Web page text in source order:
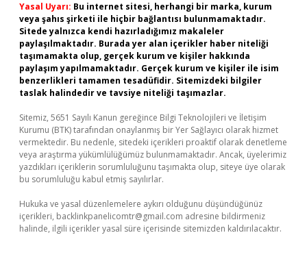
Yasal Uyarı: Bu internet sitesi, herhangi bir marka, kurum
veya şahıs şirketi ile hiçbir bağlantısı bulunmamaktadır.
Sitede yalnızca kendi hazırladığımız makaleler
paylaşılmaktadır. Burada yer alan içerikler haber niteliği
taşımamakta olup, gerçek kurum ve kişiler hakkında
paylaşım yapılmamaktadır. Gerçek kurum ve kişiler ile isim
benzerlikleri tamamen tesadüfidir. Sitemizdeki bilgiler
taslak halindedir ve tavsiye niteliği taşımazlar.
Sitemiz, 5651 Sayılı Kanun gereğince Bilgi Teknolojileri ve İletişim
Kurumu (BTK) tarafından onaylanmış bir Yer Sağlayıcı olarak hizmet
vermektedir. Bu nedenle, sitedeki içerikleri proaktif olarak denetleme
veya araştırma yükümlülüğümüz bulunmamaktadır. Ancak, üyelerimiz
yazdıkları içeriklerin sorumluluğunu taşımakta olup, siteye üye olarak
bu sorumluluğu kabul etmiş sayılırlar.
Hukuka ve yasal düzenlemelere aykırı olduğunu düşündüğünüz
içerikleri, backlinkpanelicomtr@gmail.com adresine bildirmeniz
halinde, ilgili içerikler yasal süre içerisinde sitemizden kaldırılacaktır.